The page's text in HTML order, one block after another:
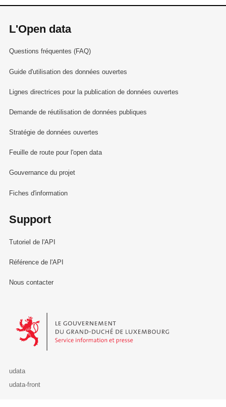
L'Open data
Questions fréquentes (FAQ)
Guide d'utilisation des données ouvertes
Lignes directrices pour la publication de données ouvertes
Demande de réutilisation de données publiques
Stratégie de données ouvertes
Feuille de route pour l'open data
Gouvernance du projet
Fiches d'information
Support
Tutoriel de l'API
Référence de l'API
Nous contacter
Le Gouvernement du Grand-Duché de Luxembourg - Service
udata
udata-front